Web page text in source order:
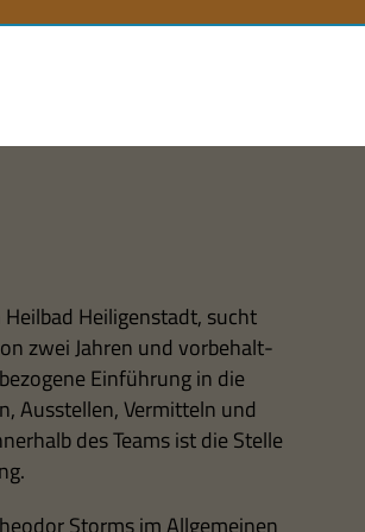
Hei­li­gen­stadt, sucht
zwei Jah­ren und vor­be­halt­
Ein­füh­rung in die
Aus­stel­len, Ver­mit­teln und
des Teams ist die Stelle
Storms im All­ge­mei­nen